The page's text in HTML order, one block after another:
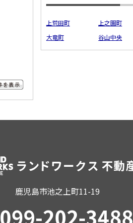
上荒田町 上之園町
大竜町
谷山中央
鹿児島市池之上町11-19
099-202-3488